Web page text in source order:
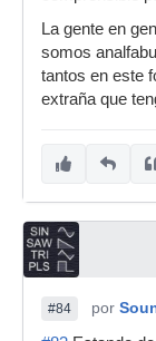
La gente en
somos
tantos en este
extraña que
#84 por